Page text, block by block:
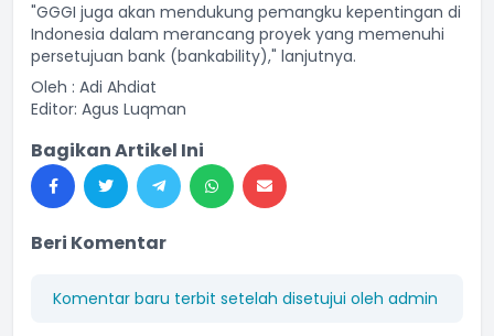
"GGGI juga akan mendukung pemangku kepentingan di
Indonesia dalam merancang proyek yang memenuhi
persetujuan bank (bankability)," lanjutnya.
Oleh : Adi Ahdiat
Editor: Agus Luqman
Bagikan Artikel Ini
Beri Komentar
Komentar baru terbit setelah disetujui oleh admin